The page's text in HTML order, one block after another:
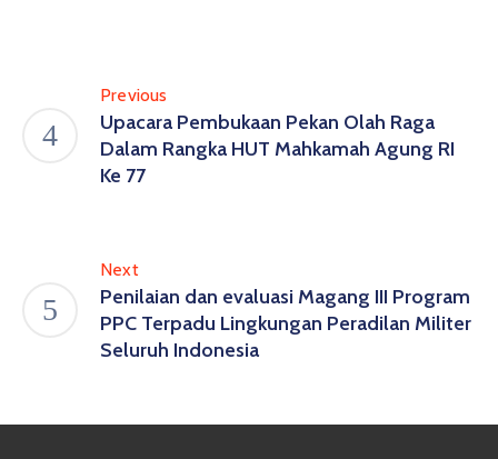
Previous
Upacara Pembukaan Pekan Olah Raga
Dalam Rangka HUT Mahkamah Agung RI
Ke 77
Next
Penilaian dan evaluasi Magang III Program
PPC Terpadu Lingkungan Peradilan Militer
Seluruh Indonesia